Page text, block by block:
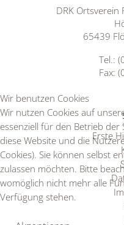
DRK Ortsverein
65439
Tel.:
Fax:
Erste
Wir benutzen Cookies
Wir nutzen Cookies auf
essenziell für den Betrieb
diese Website und die
Cookies). Sie können selbst
zulassen möchten. Bitte
womöglich nicht mehr alle
Verfügung stehen.